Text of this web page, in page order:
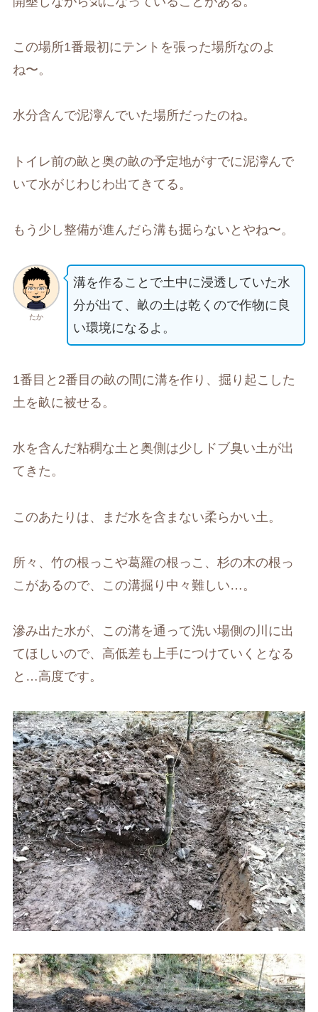
この場所1番最初にテントを張った場所なのよ
ね〜。
水分含んで泥濘んでいた場所だったのね。
トイレ前の畝と奥の畝の予定地がすでに泥濘んで
いて水がじわじわ出てきてる。
もう少し整備が進んだら溝も掘らないとやね〜。
たか
溝を作ることで土中に浸透していた水
分が出て、畝の土は乾くので作物に良
い環境になるよ。
1番目と2番目の畝の間に溝を作り、掘り起こした
土を畝に被せる。
水を含んだ粘稠な土と奥側は少しドブ臭い土が出
てきた。
このあたりは、まだ水を含まない柔らかい土。
所々、竹の根っこや葛羅の根っこ、杉の木の根っ
こがあるので、この溝掘り中々難しい…。
滲み出た水が、この溝を通って洗い場側の川に出
てほしいので、高低差も上手につけていくとなる
と…高度です。